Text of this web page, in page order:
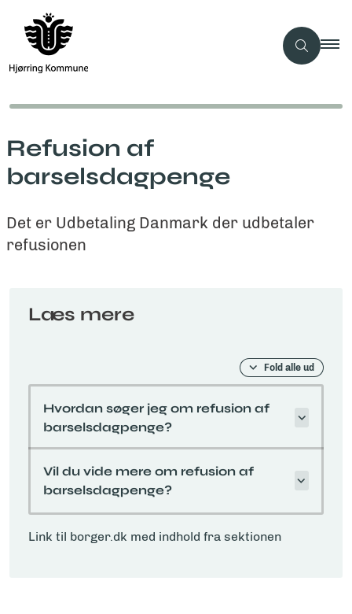
Refusion af
barselsdagpenge
Det er Udbetaling Danmark der udbetaler
refusionen
Læs mere
Fold alle ud
Hvordan søger jeg om refusion af
barselsdagpenge?
Vil du vide mere om refusion af
barselsdagpenge?
Link til borger.dk med indhold fra sektionen